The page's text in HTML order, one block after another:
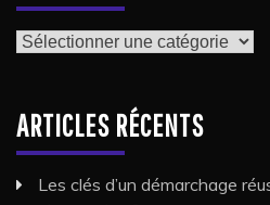
Catégories
ARTICLES RÉCENTS
Les clés d’un démarchage